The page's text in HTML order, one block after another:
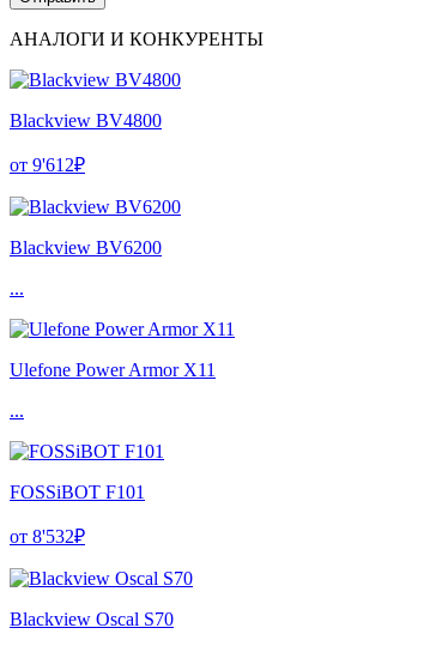
АНАЛОГИ И КОНКУРЕНТЫ
Blackview BV4800
от 9'612₽
Blackview BV6200
...
Ulefone Power Armor X11
...
FOSSiBOT F101
от 8'532₽
Blackview Oscal S70